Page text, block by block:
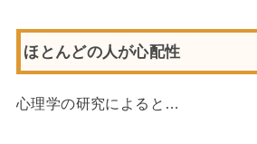
ほとんどの人が心配性
心理学の研究によると…